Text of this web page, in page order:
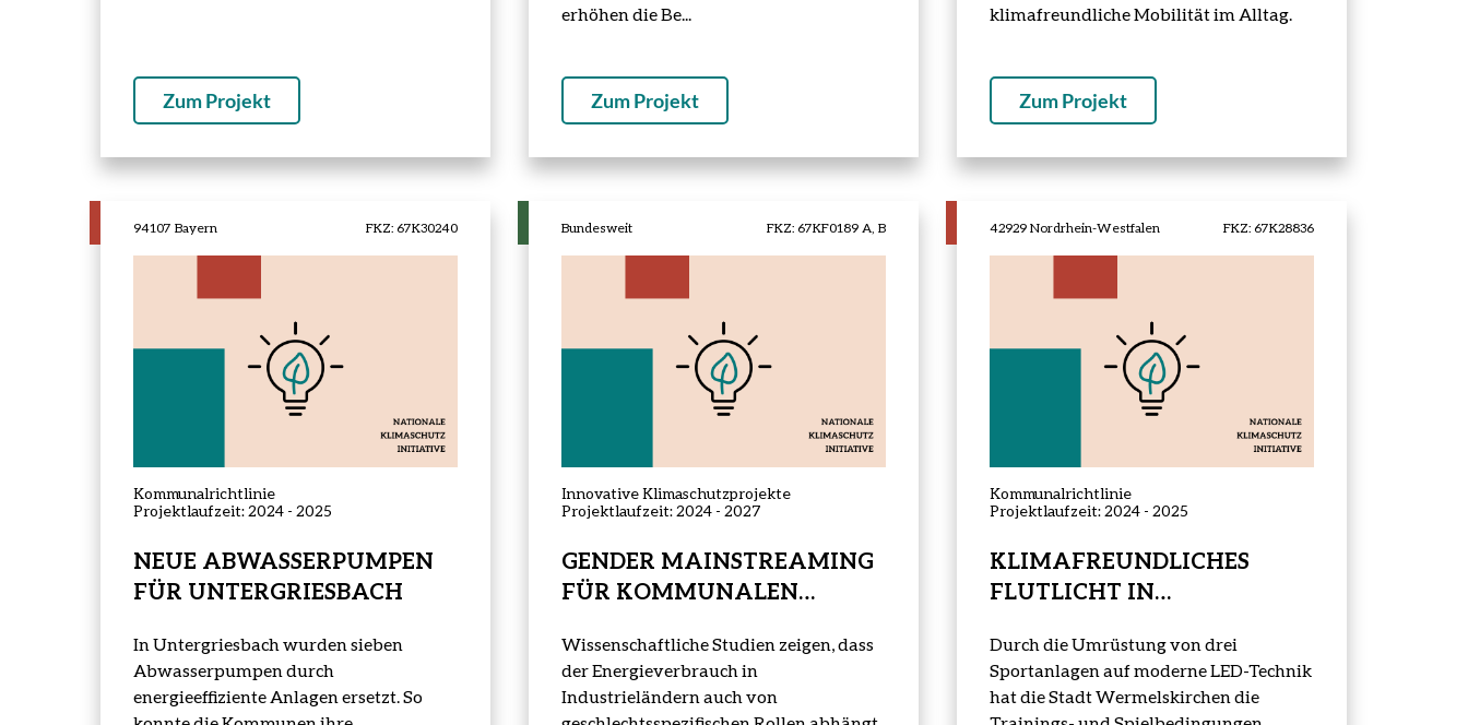
Zum Projekt
erhöhen die Be...
Zum Projekt
klimafreundliche Mobilität im Alltag.
Zum Projekt
94107 Bayern FKZ: 67K30240
Projektstatus:
Kommunalrichtlinie
Projektlaufzeit: 2024 - 2025
NEUE ABWASSERPUMPEN
FÜR UNTERGRIESBACH
In Untergriesbach wurden sieben
Abwasserpumpen durch
energieeffiziente Anlagen ersetzt. So
Bundesweit FKZ: 67KF0189 A, B
Projektstatus:
Innovative Klimaschutzprojekte
Projektlaufzeit: 2024 - 2027
GENDER MAINSTREAMING
FÜR KOMMUNALEN
Wissenschaftliche Studien zeigen, dass
der Energieverbrauch in
Industrieländern auch von
42929 Nordrhein-Westfalen FKZ: 67K28836
Projektstatus:
Kommunalrichtlinie
Projektlaufzeit: 2024 - 2025
KLIMAFREUNDLICHES
FLUTLICHT IN
Durch die Umrüstung von drei
Sportanlagen auf moderne LED-Technik
hat die Stadt Wermelskirchen die